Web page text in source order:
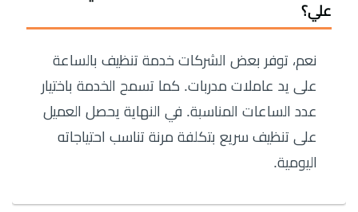
علي؟
نعم، توفر بعض الشركات خدمة تنظيف بالساعة
على يد عاملات مدربات. كما تسمح الخدمة باختيار
عدد الساعات المناسبة. في النهاية يحصل العميل
على تنظيف سريع بتكلفة مرنة تناسب احتياجاته
اليومية.